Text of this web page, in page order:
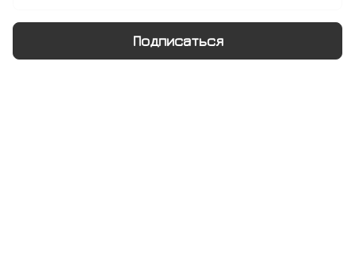
Подписаться